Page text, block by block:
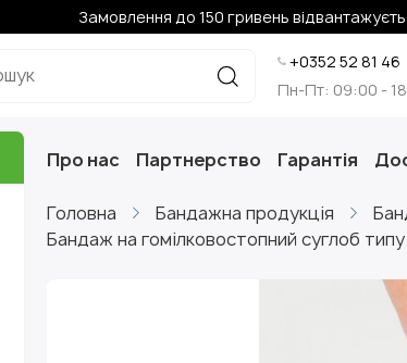
Замовлення до 150 гривень
+0352 52 81 46
Пн-Пт: 09:00 -
Про нас Партнерство Гарантія
Головна Бандажна продукція
Бандаж на гомілковостопний суглоб